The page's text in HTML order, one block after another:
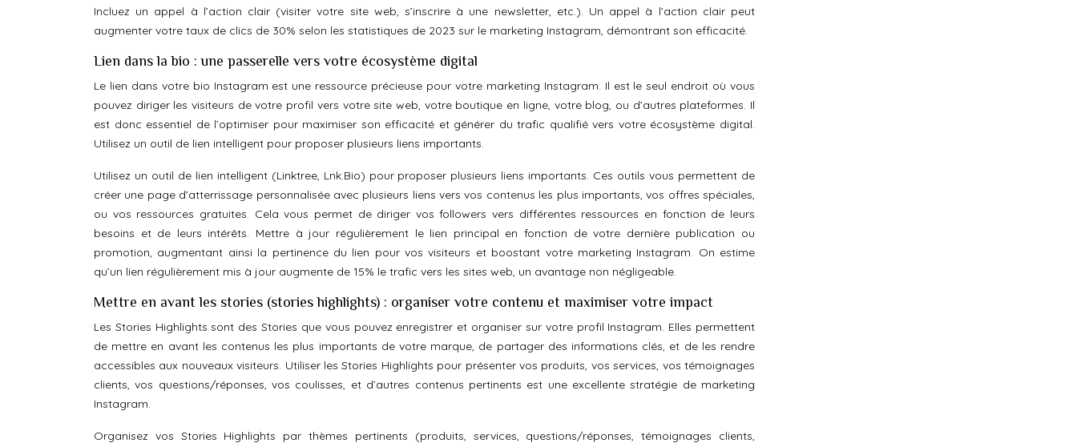
Incluez un appel à l’action clair (visiter votre site web, s’inscrire à une newsletter, etc.). Un appel à l’action clair peut
augmenter votre taux de clics de 30% selon les statistiques de 2023 sur le marketing Instagram, démontrant son efficacité.
Lien dans la bio : une passerelle vers votre écosystème digital
Le lien dans votre bio Instagram est une ressource précieuse pour votre marketing Instagram. Il est le seul endroit où vous
pouvez diriger les visiteurs de votre profil vers votre site web, votre boutique en ligne, votre blog, ou d’autres plateformes. Il
est donc essentiel de l’optimiser pour maximiser son efficacité et générer du trafic qualifié vers votre écosystème digital.
Utilisez un outil de lien intelligent pour proposer plusieurs liens importants.
Utilisez un outil de lien intelligent (Linktree, Lnk.Bio) pour proposer plusieurs liens importants. Ces outils vous permettent de
créer une page d’atterrissage personnalisée avec plusieurs liens vers vos contenus les plus importants, vos offres spéciales,
ou vos ressources gratuites. Cela vous permet de diriger vos followers vers différentes ressources en fonction de leurs
besoins et de leurs intérêts. Mettre à jour régulièrement le lien principal en fonction de votre dernière publication ou
promotion, augmentant ainsi la pertinence du lien pour vos visiteurs et boostant votre marketing Instagram. On estime
qu’un lien régulièrement mis à jour augmente de 15% le trafic vers les sites web, un avantage non négligeable.
Mettre en avant les stories (stories highlights) : organiser votre contenu et maximiser votre impact
Les Stories Highlights sont des Stories que vous pouvez enregistrer et organiser sur votre profil Instagram. Elles permettent
de mettre en avant les contenus les plus importants de votre marque, de partager des informations clés, et de les rendre
accessibles aux nouveaux visiteurs. Utiliser les Stories Highlights pour présenter vos produits, vos services, vos témoignages
clients, vos questions/réponses, vos coulisses, et d’autres contenus pertinents est une excellente stratégie de marketing
Instagram.
Organisez vos Stories Highlights par thèmes pertinents (produits, services, questions/réponses, témoignages clients,